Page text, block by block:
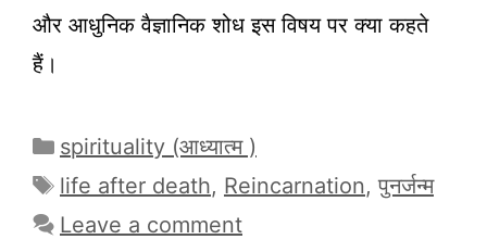
और आधुनिक वैज्ञानिक शोध इस विषय पर क्या कहते
हैं।
Categories
spirituality (आध्यात्म )
Tags
life after death, Reincarnation,पुनर्जन्म
Leave a comment